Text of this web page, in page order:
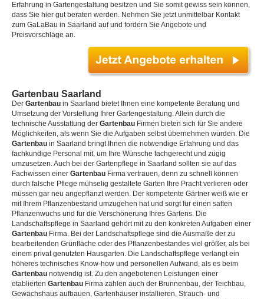
Erfahrung in Gartengestaltung besitzen und Sie somit gewiss sein können,
dass Sie hier gut beraten werden. Nehmen Sie jetzt unmittelbar Kontakt
zum GaLaBau in Saarland auf und fordern Sie Angebote und
Preisvorschläge an.
Gartenbau Saarland
Der Gartenbau in Saarland bietet Ihnen eine kompetente Beratung und
Umsetzung der Vorstellung Ihrer Gartengestaltung. Allein durch die
technische Ausstattung der Gartenbau Firmen bieten sich für Sie andere
Möglichkeiten, als wenn Sie die Aufgaben selbst übernehmen würden. Die
Gartenbau in Saarland bringt Ihnen die notwendige Erfahrung und das
fachkundige Personal mit, um Ihre Wünsche fachgerecht und zügig
umzusetzen. Auch bei der Gartenpflege in Saarland sollten sie auf das
Fachwissen einer Gartenbau Firma vertrauen, denn zu schnell können
durch falsche Pflege mühselig gestaltete Gärten Ihre Pracht verlieren oder
müssen gar neu angepflanzt werden. Der kompetente Gärtner weiß wie er
mit Ihrem Pflanzenbestand umzugehen hat und sorgt für einen satten
Pflanzenwuchs und für die Verschönerung Ihres Gartens. Die
Landschaftspflege in Saarland gehört mit zu den konkreten Aufgaben einer
Gartenbau Firma. Bei der Landschaftspflege sind die Ausmaße der zu
bearbeitenden Grünfläche oder des Pflanzenbestandes viel größer, als bei
einem privat genutzten Hausgarten. Die Landschaftspflege verlangt ein
höheres technisches Know-how und personellen Aufwand, als es beim
Gartenbau notwendig ist. Zu den angebotenen Leistungen einer
etablierten Gartenbau Firma zählen auch der Brunnenbau, der Teichbau,
Gewächshaus aufbauen, Gartenhäuser installieren, Strauch- und